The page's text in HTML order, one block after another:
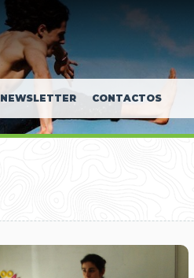
NEWSLETTER CONTACTOS